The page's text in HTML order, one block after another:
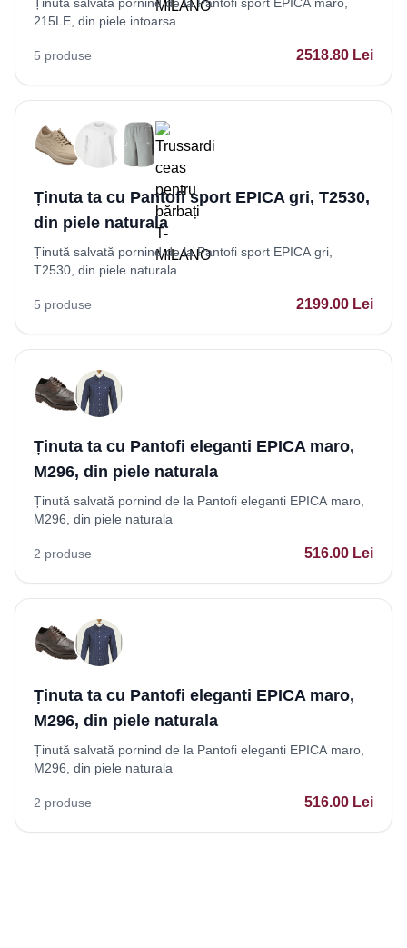
215LE, din piele intoarsa
5 produse 2518.80 Lei
Ținuta ta cu Pantofi sport EPICA gri, T2530,
din piele naturala
Ținută salvată pornind de la Pantofi sport EPICA gri,
T2530, din piele naturala
5 produse 2199.00 Lei
Ținuta ta cu Pantofi eleganti EPICA maro,
M296, din piele naturala
Ținută salvată pornind de la Pantofi eleganti EPICA maro,
M296, din piele naturala
2 produse 516.00 Lei
Ținuta ta cu Pantofi eleganti EPICA maro,
M296, din piele naturala
Ținută salvată pornind de la Pantofi eleganti EPICA maro,
M296, din piele naturala
2 produse 516.00 Lei